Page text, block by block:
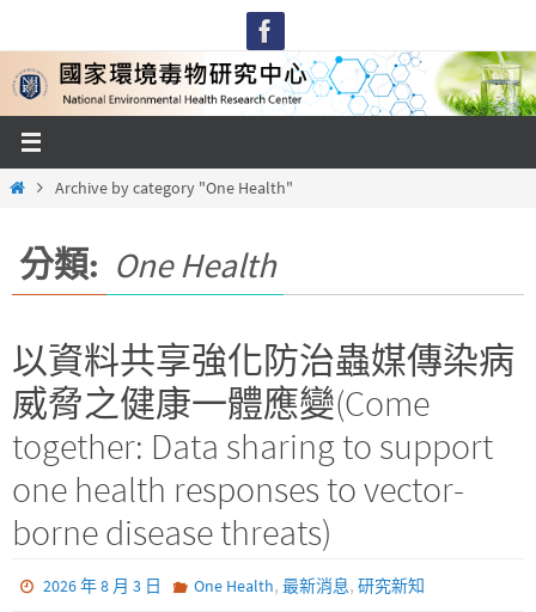
content
HomeArchive by category "One Health"
分類: One Health
以資料共享強化防治蟲媒傳染病
威脅之健康一體應變(Come
together: Data sharing to support
one health responses to vector-
borne disease threats)
2026 年 8 月 3 日 One Health, 最新消息, 研究新知